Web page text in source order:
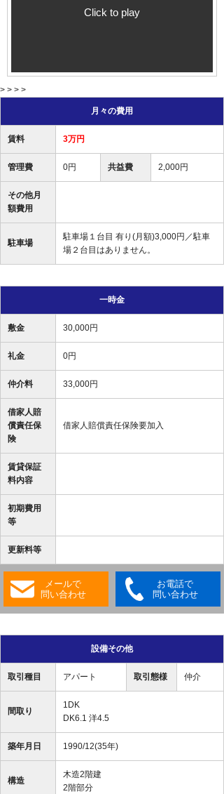
Click to play
> > > >
月々の費用
賃料 3万円
管理費 0円 共益費 2,000円
その他月
額費用
駐車場
駐車場１台目 有り(月額)3,000円／駐車
場２台目はありません。
一時金
敷金 30,000円
礼金 0円
仲介料 33,000円
借家人賠
償責任保
険
借家人賠償責任保険要加入
賃貸保証
料内容
初期費用
等
更新料等
メールで
問い合わせ
お電話で
問い合わせ
設備その他
取引種目 アパート 取引態様 仲介
間取り
1DK
DK6.1 洋4.5
築年月日 1990/12(35年)
構造
木造2階建
2階部分